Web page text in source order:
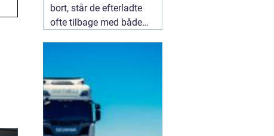
bort, står de efterladte
ofte tilbage med både
få ryddet hjemmet,
sorteret indboet og skabt
overblik over værdier og
personlige ejendele.